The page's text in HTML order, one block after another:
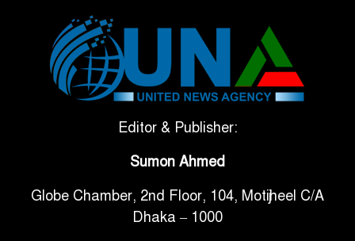
টানা ৩ ম্যাচে গোল ভিনির, ইতিহাস
বলছে বিশ্বকাপ জিতবে ব্রাজিল
সরকারি ৩শ কেজি বই বিক্রির
গাড়ি বিক্রির পর মালিকানা
পরিবর্তনে কঠোর নির্দেশনা
Editor & Publisher:
Sumon Ahmed
Globe Chamber, 2nd Floor, 104, Motijheel C/A
Dhaka – 1000